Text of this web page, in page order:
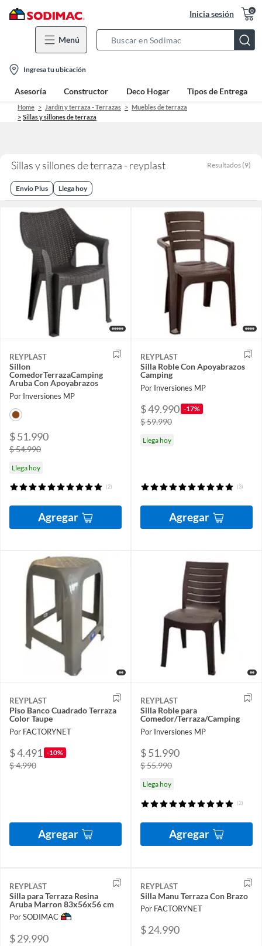
Inicia sesión 0
Menú
Bar
location-
icon
Ingresa tu ubicación
Asesoría Constructor Deco Hogar Tipos de Entrega
Home Jardín y terraza - Terrazas
Muebles de terraza
Sillas y sillones de terraza
Sillas y sillones de terraza - reyplast Resultados (9)
Envio Plus Llega hoy
REYPLAST
Sillon
ComedorTerrazaCamping
Aruba Con Apoyabrazos
Por Inversiones MP
$ 51.990
$ 54.990
Llega hoy
(2)
Agregar
REYPLAST
Silla Roble Con Apoyabrazos
Camping
Por Inversiones MP
$ 49.990 -17%
$ 59.990
Llega hoy
(3)
Agregar
REYPLAST
Piso Banco Cuadrado Terraza
Color Taupe
Por FACTORYNET
$ 4.491 -10%
$ 4.990
Agregar
REYPLAST
Silla Roble para
Comedor/Terraza/Camping
Por Inversiones MP
$ 51.990
$ 55.990
Llega hoy
(2)
Agregar
REYPLAST
Silla para Terraza Resina
Aruba Marron 83x56x56 cm
Por SODIMAC
$ 29.990
REYPLAST
Silla Manu Terraza Con Brazo
Por FACTORYNET
$ 24.990